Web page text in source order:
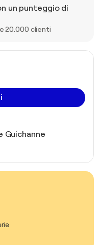
un punteggio di
20.000 clienti
Guichanne